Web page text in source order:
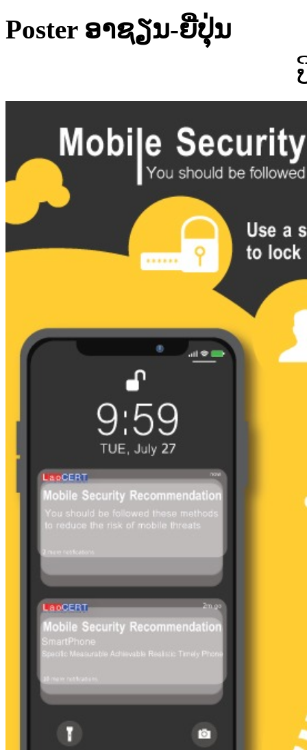
Poster ອາຊຽນ-ຍີ່ປຸ່ນ